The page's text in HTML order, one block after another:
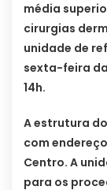
média
cirurgias
unidade de
sexta-feira
14h.
A estrutura
com
Centro. A
para os